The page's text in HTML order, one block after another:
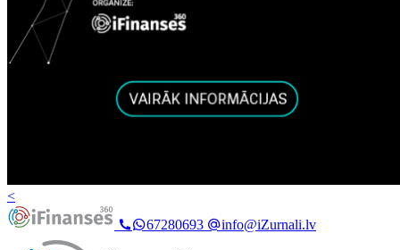
<
67280693
info@iZurnali.lv